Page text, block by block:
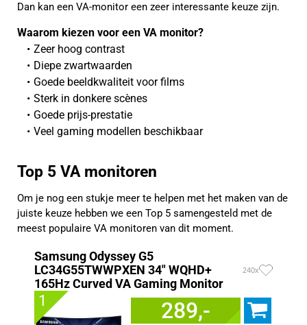
Dan kan een VA-monitor een zeer interessante keuze zijn.
Waarom kiezen voor een VA monitor?
Zeer hoog contrast
Diepe zwartwaarden
Goede beeldkwaliteit voor films
Sterk in donkere scènes
Goede prijs-prestatie
Veel gaming modellen beschikbaar
Top 5 VA monitoren
Om je nog een stukje meer te helpen met het maken van de
juiste keuze hebben we een Top 5 samengesteld met de
meest populaire VA monitoren van dit moment.
Samsung Odyssey G5
LC34G55TWWPXEN 34" WQHD+
165Hz Curved VA Gaming Monitor
240x
1 289,-